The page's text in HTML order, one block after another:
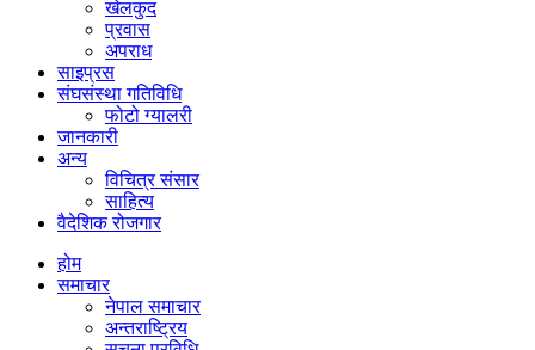
खेलकुद
प्रवास
अपराध
साइप्रस
संघसंस्था गतिविधि
फोटो ग्यालरी
जानकारी
अन्य
विचित्र संसार
साहित्य
वैदेशिक रोजगार
होम
समाचार
नेपाल समाचार
अन्तराष्ट्रिय